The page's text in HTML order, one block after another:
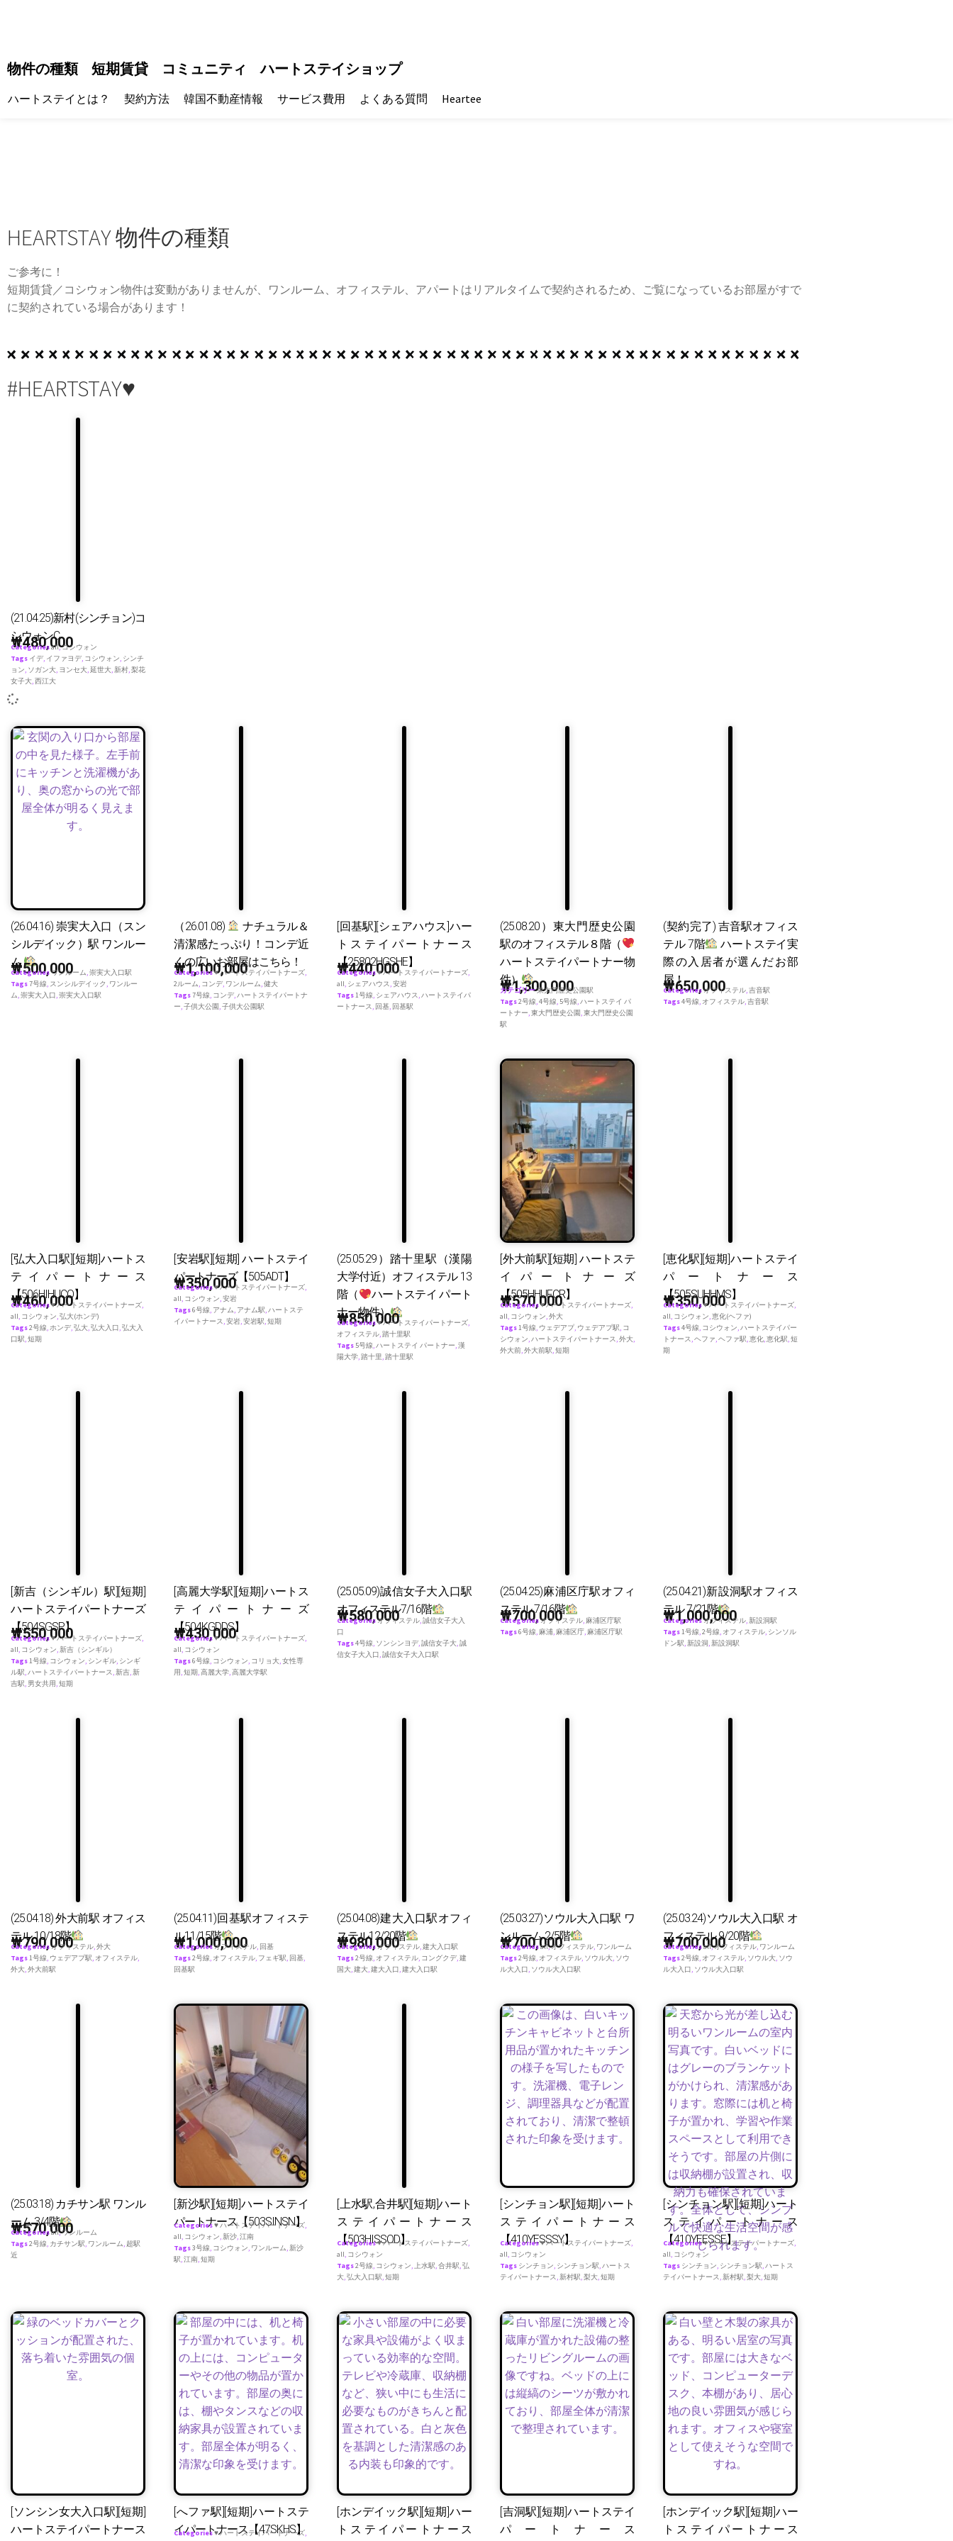
物件の種類 短期賃貸 コミュニティ ハートステイショップ
ハートステイとは？ 契約方法 韓国不動産情報 サービス費用 よくある質問 Heartee
HEARTSTAY 物件の種類
ご参考に！
短期賃貸／コシウォン物件は変動がありませんが、ワンルーム、オフィステル、アパートはリアルタイムで契約されるため、ご覧になっているお部屋がすで
に契約されている場合があります！
#HEARTSTAY♥
(21.04.25)新村(シンチョン)コ
シウォンC
₩480,000
Categoriesall,コシウォン
Tags イデ, イファヨデ, コシウォン, シンチ
ョン, ソガン大, ヨンセ大,延世大,新村,梨花
女子大,西江大
(26.04.16) 崇実大入口（スン
シルデイック）駅 ワンルー
ム
₩500,000
Categoriesワンルーム,崇実大入口駅
Tags7号線, スンシルデイック , ワンルー
ム,崇実大入口,崇実大入口駅
（26.01.08)
ナチュラル＆
清潔感たっぷり！コンデ近
くの広いお部屋はこちら！
₩1,100,000
Categories♥ ハートステイパートナーズ,
2ルーム, コンデ, ワンルーム,健大
Tags7号線, コンデ,ハートステイパートナ
ー,子供大公園,子供大公園駅
[回基駅][シェアハウス]ハー
トステイパートナース
【25802HGSHE】
₩440,000
Categories♥ ハートステイパートナーズ,
all, シェアハウス,安岩
Tags1号線, シェアハウス,ハートステイパ
ートナース, 回基, 回基駅
(25.08.20）東大門歴史公園
駅のオフィステル８階（
ハートステイパートナー物
件）
₩1,300,000
カテゴリー東大門歴史公園駅
Tags2号線,4号線, 5号線,ハートステイ パ
ートナー,東大門歴史公園,東大門歴史公園
駅
(契約完了) 吉音駅オフィス
テル 7階
ハートステイ実
際の入居者が選んだお部
屋！
₩650,000
Categoriesオフィステル,吉音駅
Tags4号線, オフィステル,吉音駅
[弘大入口駅][短期]ハートス
テイパートナース
【506HIHUCO】
₩460,000
Categories♥ ハートステイパートナーズ,
all, コシウォン,弘大(ホンデ)
Tags2号線,ホンデ,弘大,弘大入口,弘大入
口駅,短期
[安岩駅][短期] ハートステイ
パートナーズ【505ADT】
₩350,000
Categories♥ ハートステイパートナーズ,
all, コシウォン,安岩
Tags6号線, アナム, アナム駅,ハートステ
イパートナース,安岩,安岩駅,短期
(25.05.29）踏十里駅（漢陽
大学付近）オフィステル 13
階（
ハートステイ パート
ナー物件）
₩850,000
Categories♥ ハートステイパートナーズ,
オフィステル,踏十里駅
Tags 5号線,ハートステイ パートナー,漢
陽大学,踏十里,踏十里駅
[外大前駅][短期] ハートステ
イパートナーズ
【505HHUFCR】
₩570,000
Categories♥ ハートステイパートナーズ,
all, コシウォン,外大
Tags1号線, ウェデアプ, ウェデアプ駅, コ
シウォン,ハートステイパートナース,外大,
外大前,外大前駅,短期
[恵化駅][短期]ハートステイ
パートナース
【505SUHHMS】
₩350,000
Categories♥ ハートステイパートナーズ,
all, コシウォン,恵化(ヘファ)
Tags4号線, コシウォン,ハートステイパー
トナース,ヘファ,ヘファ駅,恵化,恵化駅,短
期
[新吉（シンギル）駅][短期]
ハートステイパートナーズ
【504SGSP】
₩550,000
Categories♥ ハートステイパートナーズ,
all, コシウォン,新吉（シンギル）
Tags1号線, コシウォン, シンギル, シンギ
ル駅,ハートステイパートナース,新吉,新
吉駅, 男女共用,短期
[高麗大学駅][短期]ハートス
テイパートナーズ
【504KGDDS】
₩430,000
Categories♥ ハートステイパートナーズ,
all, コシウォン
Tags6号線, コシウォン, コリョ大,女性専
用,短期,高麗大学,高麗大学駅
(25.05.09)誠信女子大入口駅
オフィステル7/16階
₩580,000
Categoriesオフィステル,誠信女子大入
口
Tags4号線, ソンシンヨデ,誠信女子大,誠
信女子大入口,誠信女子大入口駅
(25.04.25)麻浦区庁駅オフィ
ステル 7/16階
₩700,000
Categoriesオフィステル, 麻浦区庁駅
Tags6号線, 麻浦, 麻浦区庁, 麻浦区庁駅
(25.04.21)新設洞駅オフィス
テル 7/21階
₩1,000,000
Categoriesオフィステル,新設洞駅
Tags1号線,2号線, オフィステル, シンソル
ドン駅,新設洞,新設洞駅
(25.04.18) 外大前駅 オフィス
テル 10/18階
₩790,000
Categoriesオフィステル,外大
Tags1号線, ウェデアプ駅, オフィステル,
外大,外大前駅
(25.04.11)回基駅オフィステ
ル11/15階
₩1,000,000
Categoriesオフィステル, 回基
Tags2号線, オフィステル, フェギ駅, 回基,
回基駅
(25.04.08)建大入口駅オフィ
ステル12/20階
₩980,000
Categoriesオフィステル,建大入口駅
Tags2号線, オフィステル, コングクデ,建
国大,建大,建大入口,建大入口駅
(25.03.27)ソウル大入口駅 ワ
ンルーム 2/5階
₩700,000
Categoriesall,オフィステル, ワンルーム
Tags2号線, オフィステル, ソウル大, ソウ
ル大入口, ソウル大入口駅
(25.03.24)ソウル大入口駅 オ
フィステル 9/20階
₩700,000
Categoriesall,オフィステル, ワンルーム
Tags2号線, オフィステル, ソウル大, ソウ
ル大入口, ソウル大入口駅
(25.03.18) カチサン駅 ワンル
ーム 3/4階
₩570,000
Categoriesall,ワンルーム
Tags2号線, カチサン駅, ワンルーム, 超駅
近
[新沙駅][短期]ハートステイ
パートナース【503SINSN】
Categories♥ ハートステイパートナーズ,
all, コシウォン,新沙,江南
Tags3号線, コシウォン, ワンルーム,新沙
駅,江南,短期
[上水駅,合井駅][短期]ハート
ステイパートナース
【503HISSOD】
Categories♥ ハートステイパートナーズ,
all, コシウォン
Tags2号線, コシウォン, 上水駅,合井駅,弘
大,弘大入口駅,短期
[シンチョン駅][短期]ハート
ステイパートナース
【410YESSSY】
Categories♥ ハートステイパートナーズ,
all, コシウォン
Tags シンチョン, シンチョン駅,ハートス
テイパートナース,新村駅,梨大,短期
[シンチョン駅][短期]ハート
ステイパートナース
【410YEESSE】
Categories♥ ハートステイパートナーズ,
all, コシウォン
Tags シンチョン, シンチョン駅,ハートス
テイパートナース,新村駅,梨大,短期
[ソンシン女大入口駅][短期]
ハートステイパートナース
[へファ駅][短期]ハートステ
イパートナース【47SKHS】
Categories♥ ハートステイパートナーズ,
[ホンデイック駅][短期]ハー
トステイパートナース
[吉洞駅][短期]ハートステイ
パートナース
[ホンデイック駅][短期]ハー
トステイパートナース